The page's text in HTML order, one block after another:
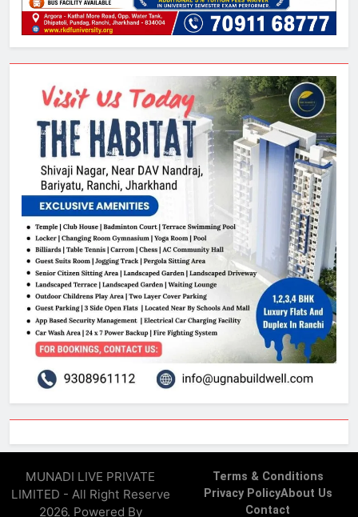
MUNADI LIVE PRIVATE
LIMITED - All Right Reserve
2026. Powered By
Terms & Conditions
Privacy PolicyAbout Us
Contact